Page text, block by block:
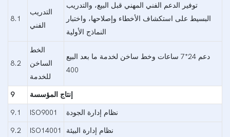
8.1
التدريب
الفني
توفير الدعم الفني المهني قبل البيع، والتدريب
البسيط على استكشاف الأخطاء وإصلاحها، واختبار
النماذج الأولية
8.2
الخط
الساخن
للخدمة
دعم 24*7 ساعات وخط ساخن لخدمة ما بعد البيع
400
9 إنتاج المؤسسة
9.1 ISO9001 نظام إدارة الجودة
9.2 ISO14001 نظام إدارة البيئة